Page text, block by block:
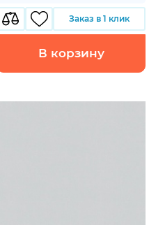
Заказ в 1 клик
В корзину